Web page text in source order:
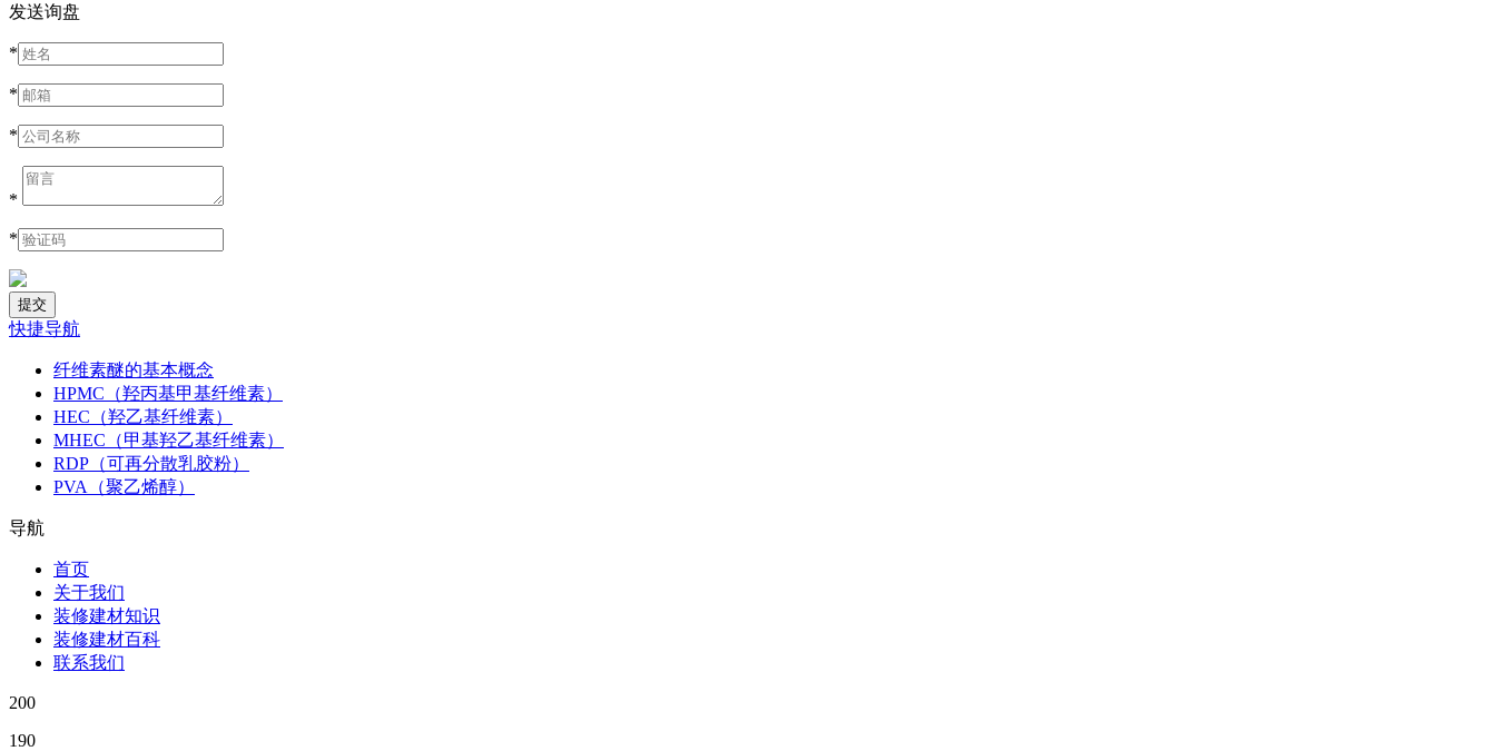
发送询盘
*
*
*
*
*
快捷导航
纤维素醚的基本概念
HPMC（羟丙基甲基纤维素）
HEC（羟乙基纤维素）
MHEC（甲基羟乙基纤维素）
RDP（可再分散乳胶粉）
PVA（聚乙烯醇）
导航
首页
关于我们
装修建材知识
装修建材百科
联系我们
200
190